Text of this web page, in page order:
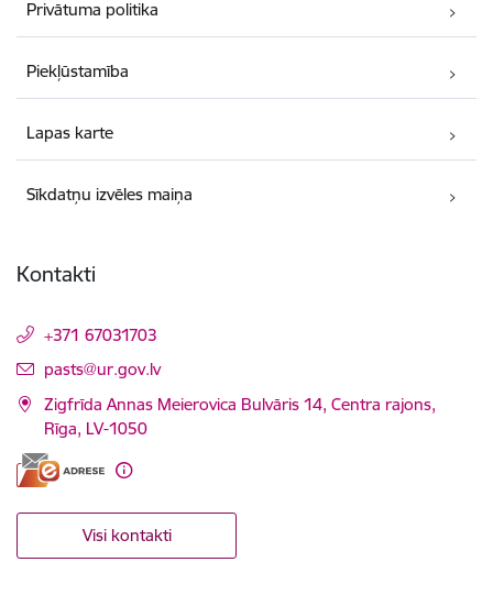
Privātuma politika
Piekļūstamība
Lapas karte
Sīkdatņu izvēles maiņa
Kontakti
+371 67031703
E-pasts:
pasts@ur.gov.lv
Zigfrīda Annas Meierovica Bulvāris 14, Centra rajons,
Rīga, LV-1050
Visi kontakti